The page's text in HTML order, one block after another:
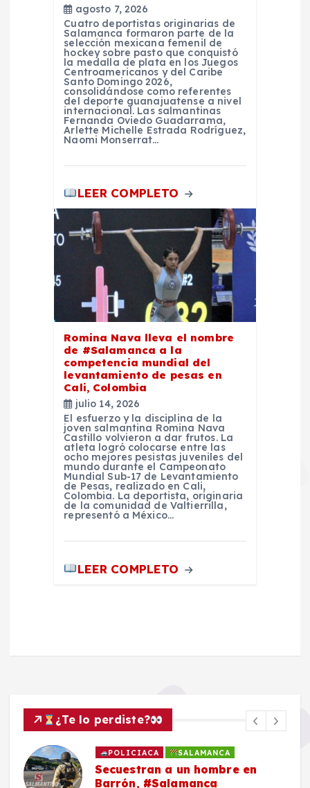
agosto 7, 2026
Cuatro deportistas originarias de
Salamanca formaron parte de la
selección mexicana femenil de
hockey sobre pasto que conquistó
la medalla de plata en los Juegos
Centroamericanos y del Caribe
Santo Domingo 2026,
consolidándose como referentes
del deporte guanajuatense a nivel
internacional. Las salmantinas
Fernanda Oviedo Guadarrama,
Arlette Michelle Estrada Rodríguez,
Naomi Monserrat…
LEER COMPLETO
Romina Nava lleva el nombre
de #Salamanca a la
competencia mundial del
levantamiento de pesas en
Cali, Colombia
julio 14, 2026
El esfuerzo y la disciplina de la
joven salmantina Romina Nava
Castillo volvieron a dar frutos. La
atleta logró colocarse entre las
ocho mejores pesistas juveniles del
mundo durante el Campeonato
Mundial Sub-17 de Levantamiento
de Pesas, realizado en Cali,
Colombia. La deportista, originaria
de la comunidad de Valtierrilla,
representó a México…
LEER COMPLETO
¿Te lo perdiste?
POLICIACA SALAMANCA
Secuestran a un hombre en
Barrón, #Salamanca